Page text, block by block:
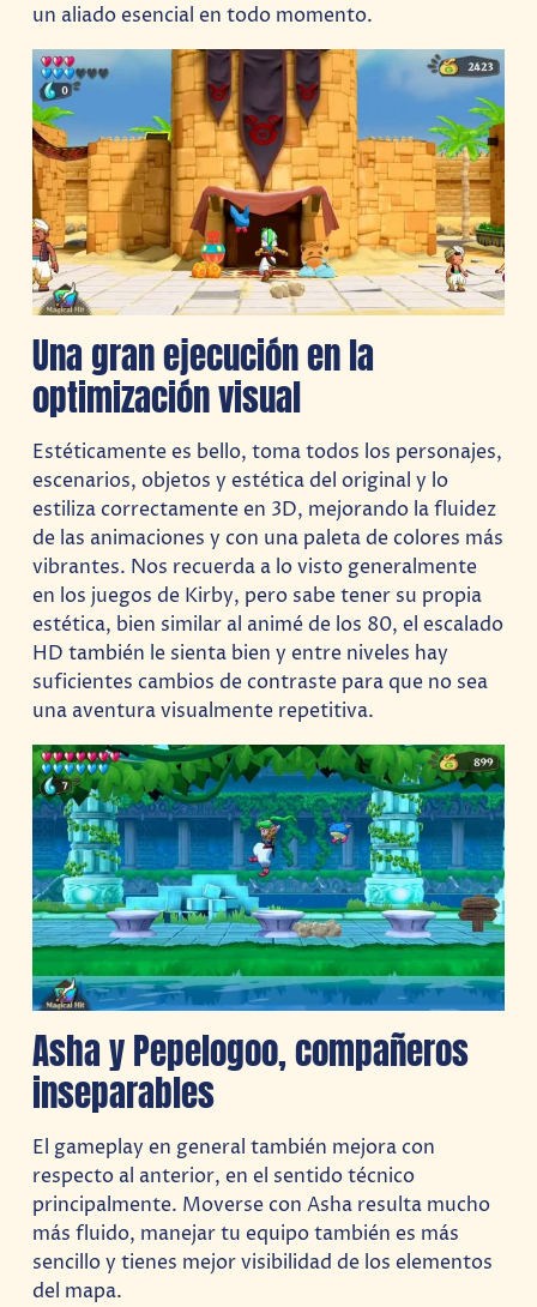
un aliado esencial en todo momento.
Una gran ejecución en la
optimización visual
Estéticamente es bello, toma todos los personajes,
escenarios, objetos y estética del original y lo
estiliza correctamente en 3D, mejorando la fluidez
de las animaciones y con una paleta de colores más
vibrantes. Nos recuerda a lo visto generalmente
en los juegos de Kirby, pero sabe tener su propia
estética, bien similar al animé de los 80, el escalado
HD también le sienta bien y entre niveles hay
suficientes cambios de contraste para que no sea
una aventura visualmente repetitiva.
Asha y Pepelogoo, compañeros
inseparables
El gameplay en general también mejora con
respecto al anterior, en el sentido técnico
principalmente. Moverse con Asha resulta mucho
más fluido, manejar tu equipo también es más
sencillo y tienes mejor visibilidad de los elementos
del mapa.